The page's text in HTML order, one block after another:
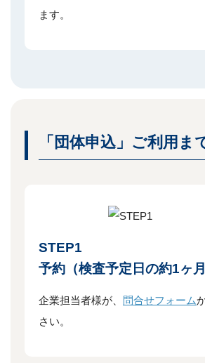
ます。
「団体申込」ご利用ま
STEP1
予約（検査予定日の約1ヶ月
企業担当者様が、 問合せフォーム
さい。